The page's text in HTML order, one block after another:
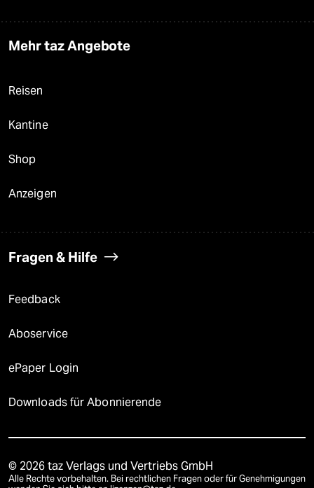
Mehr taz Angebote
Reisen
Kantine
Shop
Anzeigen
Fragen & Hilfe
Feedback
Aboservice
ePaper Login
Downloads für Abonnierende
© 2026 taz Verlags und Vertriebs GmbH
Alle Rechte vorbehalten. Bei rechtlichen Fragen oder für Genehmigungen